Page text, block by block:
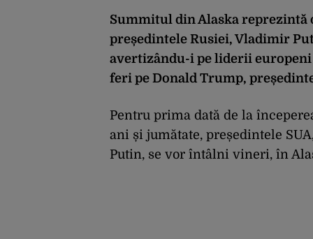
Summitul din Alaska reprezintă
președintele Rusiei, Vladimir
avertizându-i pe liderii europeni
feri pe Donald Trump,
Pentru prima dată de la
ani și jumătate, președintele
Putin, se vor întâlni vineri, în